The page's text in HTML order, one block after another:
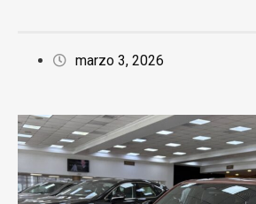
marzo 3, 2026